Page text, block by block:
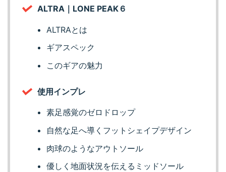
ALTRA｜LONE PEAK６
ALTRAとは
ギアスペック
このギアの魅力
使用インプレ
素足感覚のゼロドロップ
自然な足へ導くフットシェイプデザイン
肉球のようなアウトソール
優しく地面状況を伝えるミッドソール